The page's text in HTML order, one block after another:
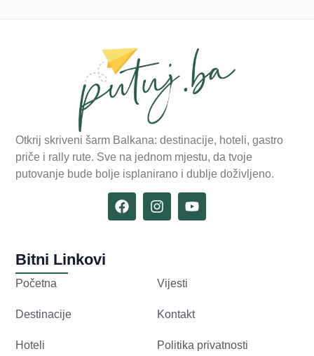
Otkrij skriveni šarm Balkana: destinacije, hoteli, gastro
priče i rally rute. Sve na jednom mjestu, da tvoje
putovanje bude bolje isplanirano i dublje doživljeno.
Bitni Linkovi
Početna
Destinacije
Hoteli
Vijesti
Kontakt
Politika privatnosti